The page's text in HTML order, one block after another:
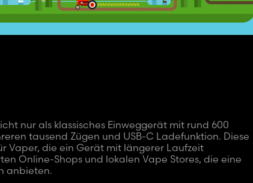
nur als klassisches Einweggerät mit rund 600
tausend Zügen und USB-C Ladefunktion. Diese
Vaper, die ein Gerät mit längerer Laufzeit
Online-Shops und lokalen Vape Stores, die eine
anbieten.